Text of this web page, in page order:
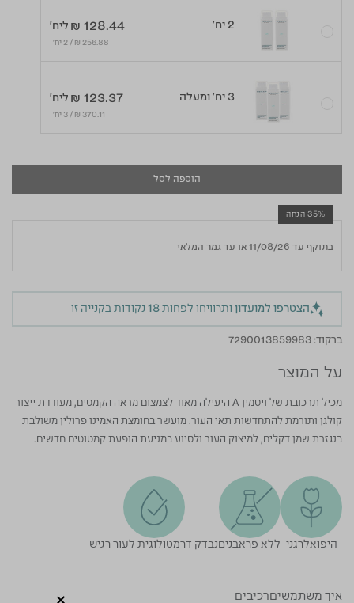
2 יח' ליח' ₪ 128.44
256.88 ₪ / 2 יח׳
3 יח' ומעלה ליח' ₪ 123.37
370.11 ₪ / 3 יח׳
הוספה לסל
35% הנחה
בתוקף עד 11/08/26 או עד גמר המלאי
הצטרפו למועדון ותרוויחו לפחות 18 נקודות בקנייה זו
ברקוד: 7290013859983
על המוצר
מכיל תרכובת של ויטמין A היעילה מאוד לצמצום מראה הקמטים, מעודדת ייצור
קולגן ותורמת להתחדשות תאי העור. מועשר בחומצת האמינו פרולין משולבת
בנגזרת שמן דקלים, למיצוק העור ולסיוע במניעת הופעת קמטוטים חדשים.
היפואלרגני ללא פראבניםנבדק דרמטולוגית לעור רגיש
איך משתמשיםרכיבים